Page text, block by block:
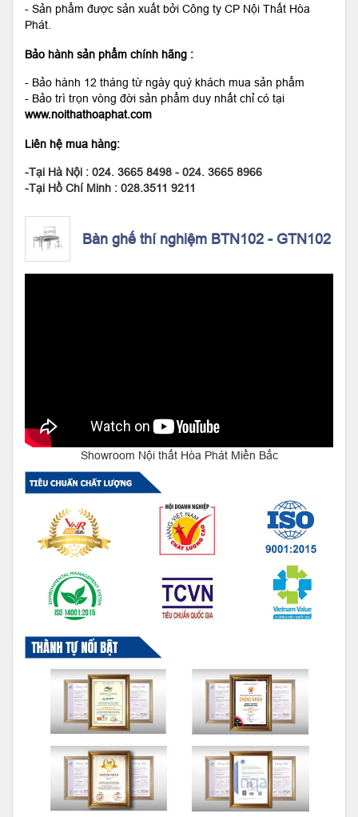
- Sản phẩm được sản xuất bởi Công ty CP Nội Thất Hòa
Phát.
Bảo hành sản phẩm chính hãng :
- Bảo hành 12 tháng từ ngày quý khách mua sản phẩm
- Bảo trì trọn vòng đời sản phẩm duy nhất chỉ có tại
www.noithathoaphat.com
Liên hệ mua hàng:
-Tại Hà Nội : 024. 3665 8498 - 024. 3665 8966
-Tại Hồ Chí Minh : 028.3511 9211
Bàn ghế thí nghiệm BTN102 - GTN102
Showroom Nội thất Hòa Phát Miền Bắc